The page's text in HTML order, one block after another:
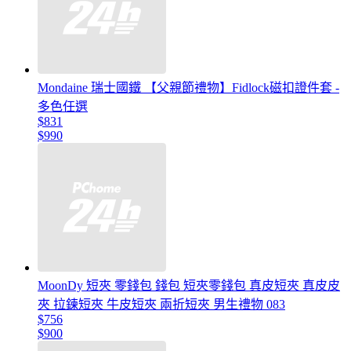
Mondaine 瑞士國鐵 【父親節禮物】Fidlock磁扣證件套 -
多色任選
$831
$990
MoonDy 短夾 零錢包 錢包 短夾零錢包 真皮短夾 真皮皮
夾 拉鍊短夾 牛皮短夾 兩折短夾 男生禮物 083
$756
$900